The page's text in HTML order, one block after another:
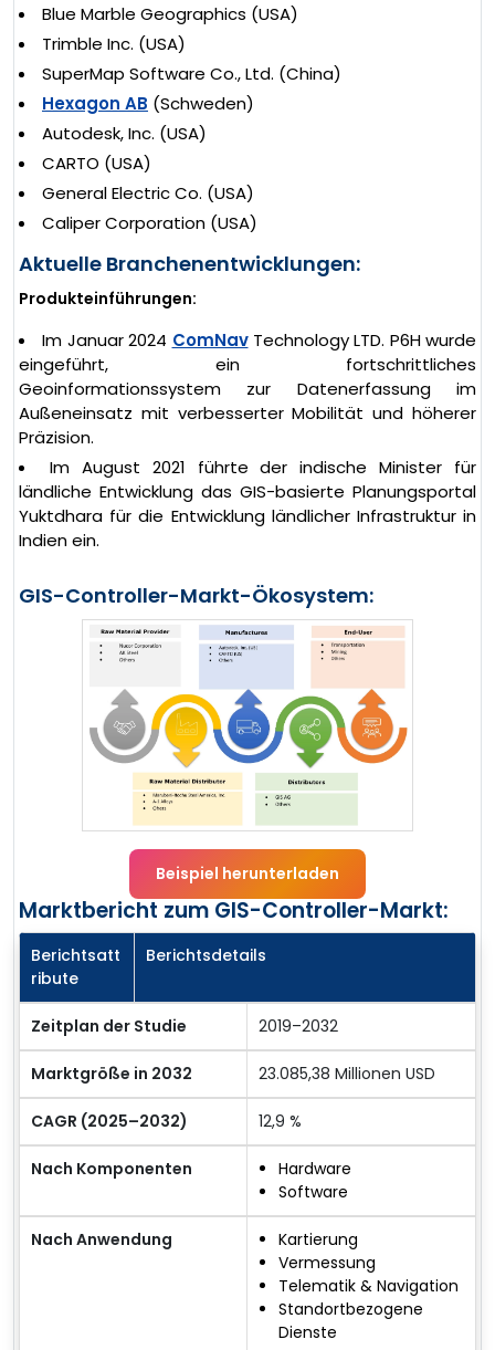
Blue Marble Geographics (USA)
Trimble Inc. (USA)
SuperMap Software Co., Ltd. (China)
Hexagon AB (Schweden)
Autodesk, Inc. (USA)
CARTO (USA)
General Electric Co. (USA)
Caliper Corporation (USA)
Aktuelle Branchenentwicklungen:
Produkteinführungen:
Im Januar 2024 ComNavTechnology LTD. P6H wurde
eingeführt, ein fortschrittliches
Geoinformationssystem zur Datenerfassung im
Außeneinsatz mit verbesserter Mobilität und höherer
Präzision.
Im August 2021 führte der indische Minister für
ländliche Entwicklung das GIS-basierte Planungsportal
Yuktdhara für die Entwicklung ländlicher Infrastruktur in
Indien ein.
GIS-Controller-Markt-Ökosystem:
Beispiel herunterladen
Marktbericht zum GIS-Controller-Markt:
Berichtsatt
ribute
Berichtsdetails
Zeitplan der Studie 2019–2032
Marktgröße in 2032 23.085,38 Millionen USD
CAGR (2025–2032) 12,9 %
Nach Komponenten
Hardware
Software
Nach Anwendung
Kartierung
Vermessung
Telematik & Navigation
Standortbezogene
Dienste